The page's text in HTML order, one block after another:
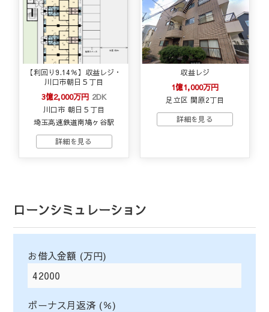
【利回り9.14％】収益レジ・
川口市朝日５丁目
3億2,000万円 2DK
川口市 朝日５丁目
埼玉高速鉄道南鳩ヶ谷駅
収益レジ
1億1,000万円
足立区 関原2丁目
ローンシミュレーション
お借入金額 (万円)
ボーナス月返済 (％)